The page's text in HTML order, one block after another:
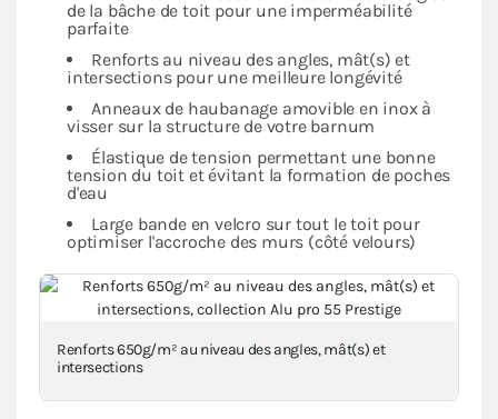
de la bâche de toit pour une imperméabilité
parfaite
Renforts au niveau des angles, mât(s) et
intersections pour une meilleure longévité
Anneaux de haubanage amovible en inox à
visser sur la structure de votre barnum
Élastique de tension permettant une bonne
tension du toit et évitant la formation de poches
d'eau
Large bande en velcro sur tout le toit pour
optimiser l'accroche des murs (côté velours)
Renforts 650g/m² au niveau des angles, mât(s) et
intersections